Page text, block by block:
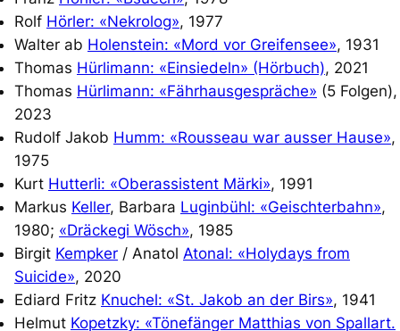
Rolf Hörler: «Nekrolog», 1977
Walter ab Holenstein: «Mord vor Greifensee», 1931
Thomas Hürlimann: «Einsiedeln» (Hörbuch), 2021
Thomas Hürlimann: «Fährhausgespräche» (5 Folgen),
2023
Rudolf Jakob Humm: «Rousseau war ausser Hause»,
1975
Kurt Hutterli: «Oberassistent Märki», 1991
Markus Keller, Barbara Luginbühl: «Geischterbahn»,
1980; «Dräckegi Wösch», 1985
Birgit Kempker / Anatol Atonal: «Holydays from
Suicide», 2020
Ediard Fritz Knuchel: «St. Jakob an der Birs», 1941
Helmut Kopetzky: «Tönefänger Matthias von Spallart.